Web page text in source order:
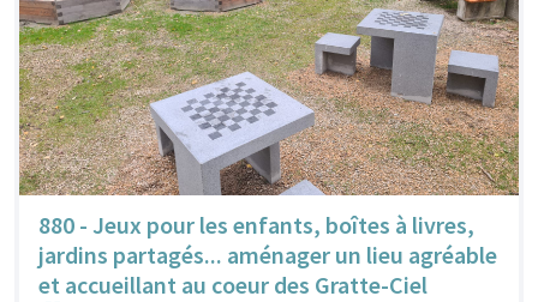
880 - Jeux pour les enfants, boîtes à livres,
jardins partagés... aménager un lieu agréable
et accueillant au coeur des Gratte-Ciel